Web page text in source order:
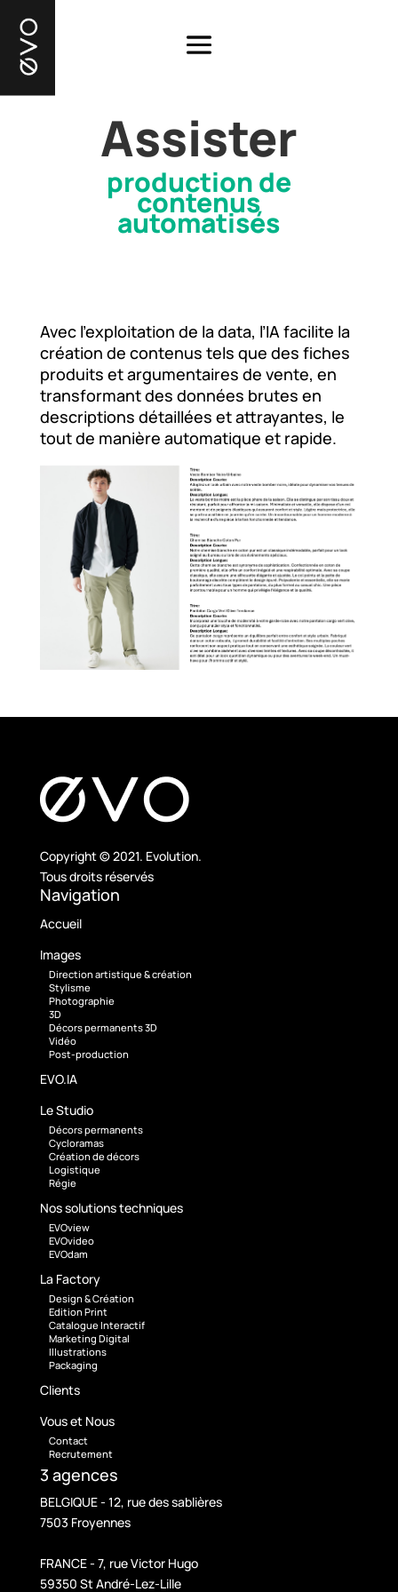
Assister
production de
contenus
automatisés
Avec l’exploitation de la data, l’IA facilite la
création de contenus tels que des fiches
produits et argumentaires de vente, en
transformant des données brutes en
descriptions détaillées et attrayantes, le
tout de manière automatique et rapide.
Copyright © 2021. Evolution.
Tous droits réservés
Navigation
Accueil
Images
Direction artistique & création
Stylisme
Photographie
3D
Décors permanents 3D
Vidéo
Post-production
EVO.IA
Le Studio
Décors permanents
Cycloramas
Création de décors
Logistique
Régie
Nos solutions techniques
EVOview
EVOvideo
EVOdam
La Factory
Design & Création
Edition Print
Catalogue Interactif
Marketing Digital
Illustrations
Packaging
Clients
Vous et Nous
Contact
Recrutement
3 agences
BELGIQUE - 12, rue des sablières
7503 Froyennes
FRANCE - 7, rue Victor Hugo
59350 St André-Lez-Lille